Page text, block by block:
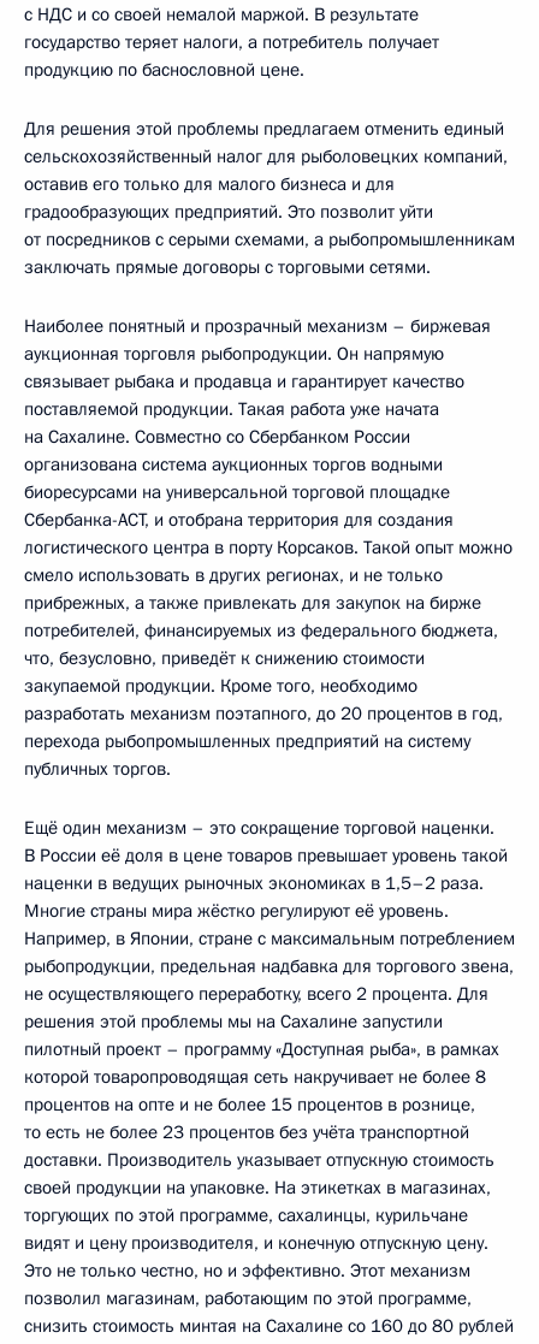
с НДС и со своей немалой маржой. В результате
государство теряет налоги, а потребитель получает
продукцию по баснословной цене.
Для решения этой проблемы предлагаем отменить единый
сельскохозяйственный налог для рыболовецких компаний,
оставив его только для малого бизнеса и для
градообразующих предприятий. Это позволит уйти
от посредников с серыми схемами, а рыбопромышленникам
заключать прямые договоры с торговыми сетями.
Наиболее понятный и прозрачный механизм – биржевая
аукционная торговля рыбопродукции. Он напрямую
связывает рыбака и продавца и гарантирует качество
поставляемой продукции. Такая работа уже начата
на Сахалине. Совместно со Сбербанком России
организована система аукционных торгов водными
биоресурсами на универсальной торговой площадке
Сбербанка-АСТ, и отобрана территория для создания
логистического центра в порту Корсаков. Такой опыт можно
смело использовать в других регионах, и не только
прибрежных, а также привлекать для закупок на бирже
потребителей, финансируемых из федерального бюджета,
что, безусловно, приведёт к снижению стоимости
закупаемой продукции. Кроме того, необходимо
разработать механизм поэтапного, до 20 процентов в год,
перехода рыбопромышленных предприятий на систему
публичных торгов.
Ещё один механизм – это сокращение торговой наценки.
В России её доля в цене товаров превышает уровень такой
наценки в ведущих рыночных экономиках в 1,5–2 раза.
Многие страны мира жёстко регулируют её уровень.
Например, в Японии, стране с максимальным потреблением
рыбопродукции, предельная надбавка для торгового звена,
не осуществляющего переработку, всего 2 процента. Для
решения этой проблемы мы на Сахалине запустили
пилотный проект – программу «Доступная рыба», в рамках
которой товаропроводящая сеть накручивает не более 8
процентов на опте и не более 15 процентов в рознице,
то есть не более 23 процентов без учёта транспортной
доставки. Производитель указывает отпускную стоимость
своей продукции на упаковке. На этикетках в магазинах,
торгующих по этой программе, сахалинцы, курильчане
видят и цену производителя, и конечную отпускную цену.
Это не только честно, но и эффективно. Этот механизм
позволил магазинам, работающим по этой программе,
снизить стоимость минтая на Сахалине со 160 до 80 рублей